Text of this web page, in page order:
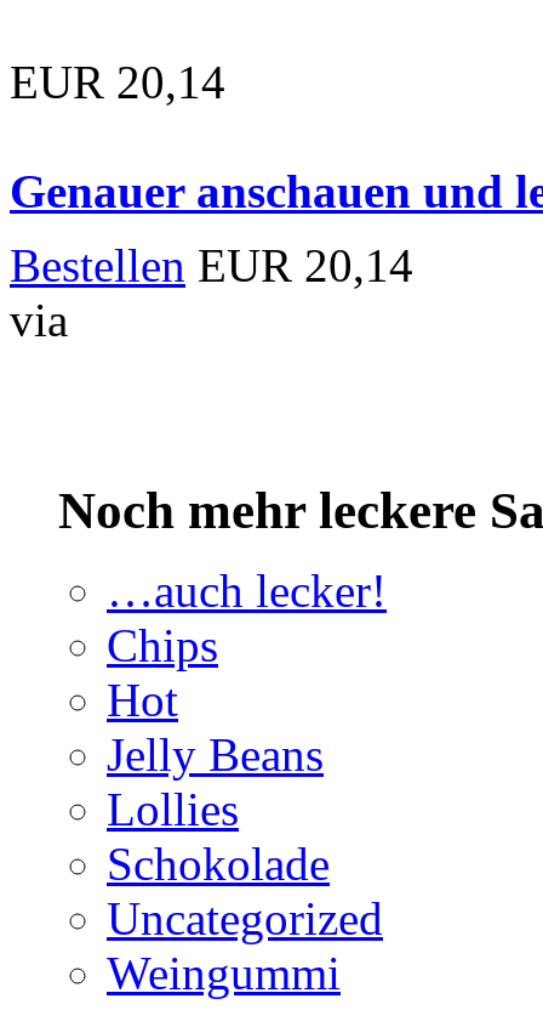
EUR 20,14
Genauer anschauen und
Bestellen EUR 20,14
via
Noch mehr leckere
…auch lecker!
Chips
Hot
Jelly Beans
Lollies
Schokolade
Uncategorized
Weingummi